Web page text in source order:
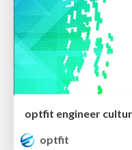
optfit engineer
optfit